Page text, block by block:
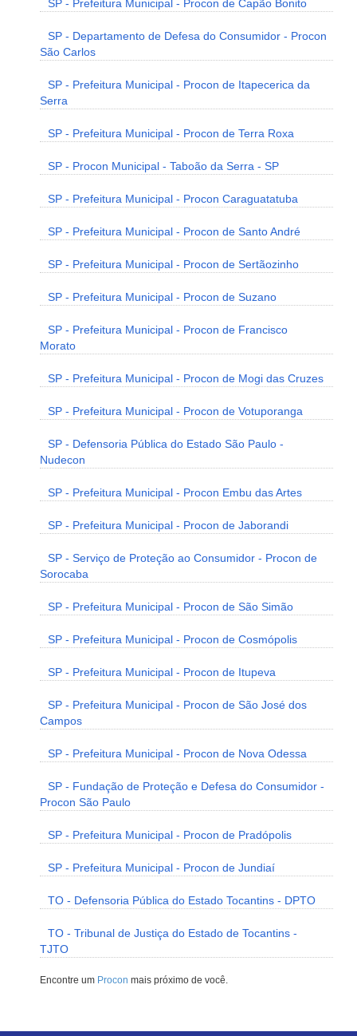
SP - Prefeitura Municipal - Procon de Capão Bonito
SP - Departamento de Defesa do Consumidor - Procon
São Carlos
SP - Prefeitura Municipal - Procon de Itapecerica da
Serra
SP - Prefeitura Municipal - Procon de Terra Roxa
SP - Procon Municipal - Taboão da Serra - SP
SP - Prefeitura Municipal - Procon Caraguatatuba
SP - Prefeitura Municipal - Procon de Santo André
SP - Prefeitura Municipal - Procon de Sertãozinho
SP - Prefeitura Municipal - Procon de Suzano
SP - Prefeitura Municipal - Procon de Francisco
Morato
SP - Prefeitura Municipal - Procon de Mogi das Cruzes
SP - Prefeitura Municipal - Procon de Votuporanga
SP - Defensoria Pública do Estado São Paulo -
Nudecon
SP - Prefeitura Municipal - Procon Embu das Artes
SP - Prefeitura Municipal - Procon de Jaborandi
SP - Serviço de Proteção ao Consumidor - Procon de
Sorocaba
SP - Prefeitura Municipal - Procon de São Simão
SP - Prefeitura Municipal - Procon de Cosmópolis
SP - Prefeitura Municipal - Procon de Itupeva
SP - Prefeitura Municipal - Procon de São José dos
Campos
SP - Prefeitura Municipal - Procon de Nova Odessa
SP - Fundação de Proteção e Defesa do Consumidor -
Procon São Paulo
SP - Prefeitura Municipal - Procon de Pradópolis
SP - Prefeitura Municipal - Procon de Jundiaí
TO - Defensoria Pública do Estado Tocantins - DPTO
TO - Tribunal de Justiça do Estado de Tocantins -
TJTO
Encontre um Procon mais próximo de você.